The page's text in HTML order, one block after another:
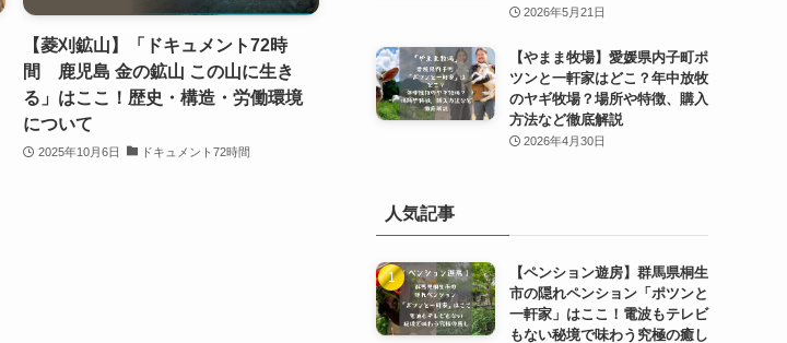
【菱刈鉱山】「ドキュメント72時
間 鹿児島 金の鉱山 この山に生き
る」はここ！歴史・構造・労働環境
について
2025年10月6日 ドキュメント72時間
2026年5月21日
【やまま牧場】愛媛県内子町ポ
ツンと一軒家はどこ？年中放牧
のヤギ牧場？場所や特徴、購入
方法など徹底解説
2026年4月30日
人気記事
【ペンション遊房】群馬県桐生
市の隠れペンション「ポツンと
一軒家」はここ！電波もテレビ
もない秘境で味わう究極の癒し